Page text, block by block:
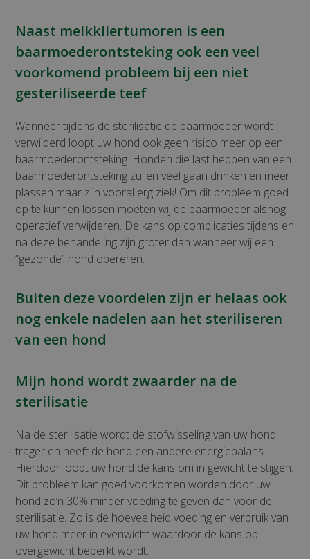
Naast melkkliertumoren is een
baarmoederontsteking ook een veel
voorkomend probleem bij een niet
gesteriliseerde teef
Wanneer tijdens de sterilisatie de baarmoeder wordt
verwijderd loopt uw hond ook geen risico meer op een
baarmoederontsteking. Honden die last hebben van een
baarmoederontsteking zullen veel gaan drinken en meer
plassen maar zijn vooral erg ziek! Om dit probleem goed
op te kunnen lossen moeten wij de baarmoeder alsnog
operatief verwijderen. De kans op complicaties tijdens en
na deze behandeling zijn groter dan wanneer wij een
“gezonde” hond opereren.
Buiten deze voordelen zijn er helaas ook
nog enkele nadelen aan het steriliseren
van een hond
Mijn hond wordt zwaarder na de
sterilisatie
Na de sterilisatie wordt de stofwisseling van uw hond
trager en heeft de hond een andere energiebalans.
Hierdoor loopt uw hond de kans om in gewicht te stijgen.
Dit probleem kan goed voorkomen worden door uw
hond zo’n 30% minder voeding te geven dan voor de
sterilisatie. Zo is de hoeveelheid voeding en verbruik van
uw hond meer in evenwicht waardoor de kans op
overgewicht beperkt wordt.